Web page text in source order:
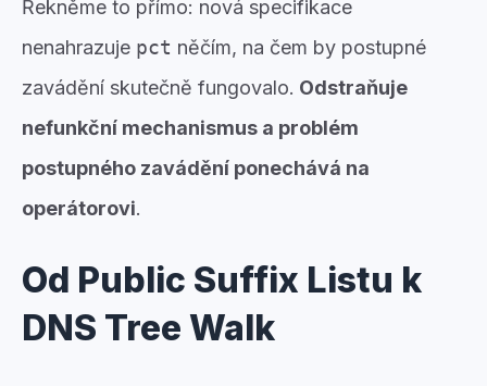
Řekněme to přímo: nová specifikace
nenahrazuje pct něčím, na čem by postupné
zavádění skutečně fungovalo. Odstraňuje
nefunkční mechanismus a problém
postupného zavádění ponechává na
operátorovi.
Od Public Suffix Listu k
DNS Tree Walk